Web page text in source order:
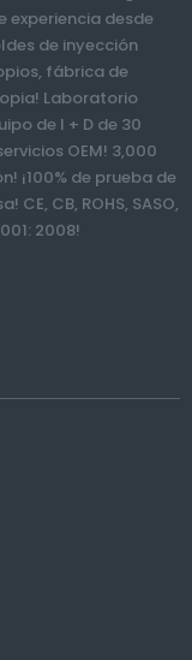
experiencia desde
de inyección
fábrica de
Laboratorio
de I + D de 30
OEM! 3,000
¡100% de prueba de
CB, ROHS, SASO,
2008!